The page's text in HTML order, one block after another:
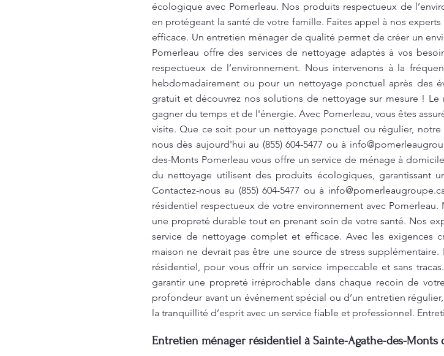
écologique avec Pomerleau. Nos produits respectueux de
en protégeant la santé de votre famille. Faites appel à nos
efficace. Un entretien ménager de qualité permet de créer un
Pomerleau offre des services de nettoyage adaptés à vos
respectueux de l’environnement. Nous intervenons à la
hebdomadairement ou pour un nettoyage ponctuel après des
gratuit et découvrez nos solutions de nettoyage sur mesure !
gagner du temps et de l'énergie. Avec Pomerleau, vous êtes
visite. Que ce soit pour un nettoyage ponctuel ou régulier,
nous dès aujourd'hui au (855) 604-5477 ou à
des-Monts Pomerleau vous offre un service de ménage à
du nettoyage utilisent des produits écologiques, garantissant
Contactez-nous au (855) 604-5477 ou à
résidentiel respectueux de votre environnement avec
une propreté durable tout en prenant soin de votre santé. Nos
service de nettoyage complet et efficace. Avec les exigences
maison ne devrait pas être une source de stress
résidentiel, pour vous offrir un service impeccable et sans
garantir une propreté irréprochable dans chaque recoin de
profondeur avant un événement spécial ou d’un entretien
la tranquillité d’esprit avec un service fiable et professionnel.
Entretien ménager résidentiel à Sainte-Agathe-des-Monts